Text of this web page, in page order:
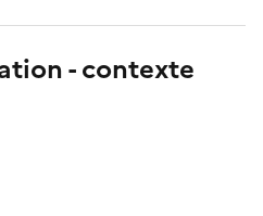
- contexte